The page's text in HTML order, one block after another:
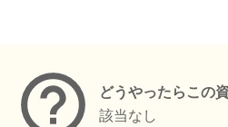
どうやったらこの
該当なし